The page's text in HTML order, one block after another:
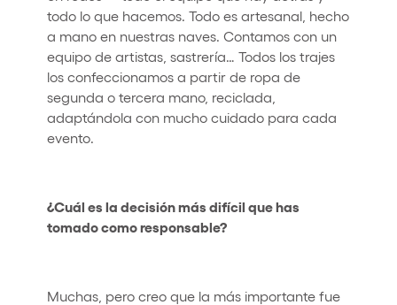
todo lo que hacemos. Todo es artesanal, hecho
a mano en nuestras naves. Contamos con un
equipo de artistas, sastrería… Todos los trajes
los confeccionamos a partir de ropa de
segunda o tercera mano, reciclada,
adaptándola con mucho cuidado para cada
evento.
¿Cuál es la decisión más difícil que has
tomado como responsable?
Muchas, pero creo que la más importante fue